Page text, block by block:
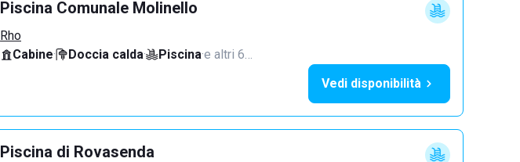
Piscina Comunale Molinello
Rho
Cabine· Doccia calda· Piscina·e altri 6…
Vedi disponibilità
Piscina di Rovasenda